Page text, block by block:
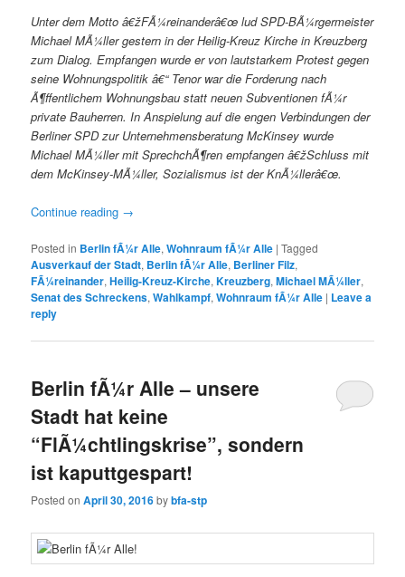
Unter dem Motto â€žFÃ¼reinanderâ€œ lud SPD-BÃ¼rgermeister
Michael MÃ¼ller gestern in der Heilig-Kreuz Kirche in Kreuzberg
zum Dialog. Empfangen wurde er von lautstarkem Protest gegen
seine Wohnungspolitik â€“ Tenor war die Forderung nach
Ã¶ffentlichem Wohnungsbau statt neuen Subventionen fÃ¼r
private Bauherren. In Anspielung auf die engen Verbindungen der
Berliner SPD zur Unternehmensberatung McKinsey wurde
Michael MÃ¼ller mit SprechchÃ¶ren empfangen â€žSchluss mit
dem McKinsey-MÃ¼ller, Sozialismus ist der KnÃ¼llerâ€œ.
Continue reading →
Posted in Berlin fÃ¼r Alle,Wohnraum fÃ¼r Alle |Tagged
Ausverkauf der Stadt, Berlin fÃ¼r Alle, Berliner Filz,
FÃ¼reinander,Heilig-Kreuz-Kirche,Kreuzberg,Michael MÃ¼ller,
Senat des Schreckens,Wahlkampf,Wohnraum fÃ¼r Alle | Leave a
reply
Berlin fÃ¼r Alle – unsere
Stadt hat keine
“FlÃ¼chtlingskrise”, sondern
ist kaputtgespart!
Posted onApril 30, 2016bybfa-stp